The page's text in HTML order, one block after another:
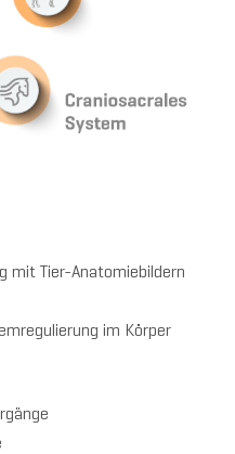
mit Tier-Anatomiebildern
im Körper